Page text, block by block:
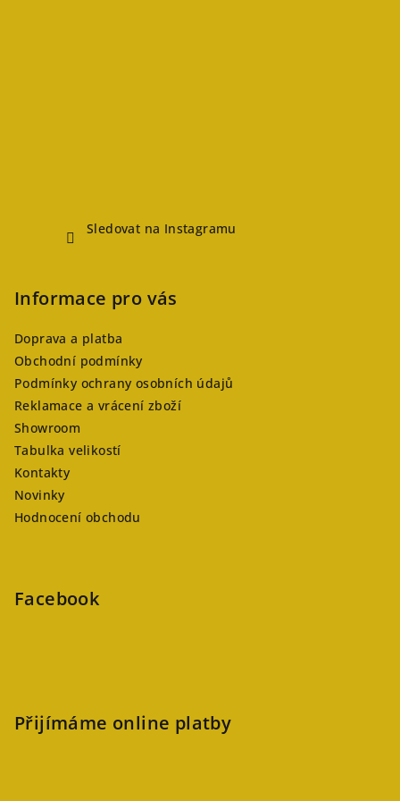
Sledovat na Instagramu
Informace pro vás
Doprava a platba
Obchodní podmínky
Podmínky ochrany osobních údajů
Reklamace a vrácení zboží
Showroom
Tabulka velikostí
Kontakty
Novinky
Hodnocení obchodu
Facebook
Přijímáme online platby